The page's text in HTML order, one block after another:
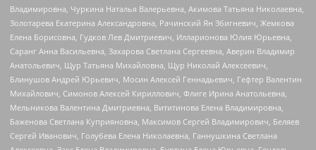
Владимировна, Чуркина Наталья Валерьевна, Акимова Татьяна Николаевна,
Золотарева Екатерина Александровна, Рачинский Ян Збигневич, Жемкова
Елена Борисовна, Гудков Лев Дмитриевич, Илларионова Юлия Юрьевна,
Саранг Анна Васильевна, Захарова Светлана Сергеевна, Аверин Владимир
Анатольевич, Щур Татьяна Михайловна, Щур Николай Алексеевич,
Блинушов Андрей Юрьевич, Мосин Алексей Геннадьевич, Гефтер Валентин
Михайлович, Симонов Алексей Кириллович, Флиге Ирина Анатольевна,
Мельникова Валентина Дмитриевна, Вититинова Елена Владимировна,
Баженова Светлана Куприяновна, Максимов Сергей Владимирович, Беляев
Сергей Иванович, Голубева Елена Николаевна, Ганнушкина Светлана